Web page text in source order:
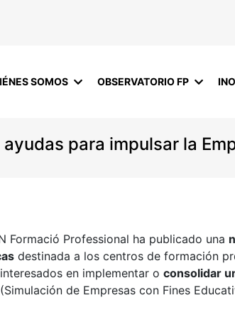
para impulsar la
SOMOS OBSERVATORIO FP
Formació Professional ha publicado una
destinada a los centros de formación
en implementar o consolidar
(Simulación de Empresas con Fines